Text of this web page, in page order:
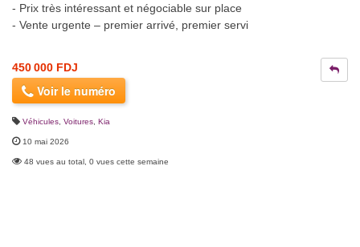
- Prix très intéressant et négociable sur place
- Vente urgente – premier arrivé, premier servi
450 000 FDJ
Voir le numéro
Véhicules Voitures Kia
10 mai 2026
48 vues au total, 0 vues cette semaine